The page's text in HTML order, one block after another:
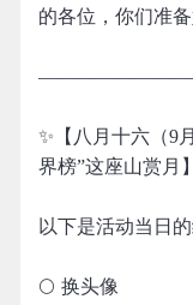
的各位，你们准
✨【八月十六（9
界榜”这座山赏月
以下是活动当日的
🌕 换头像